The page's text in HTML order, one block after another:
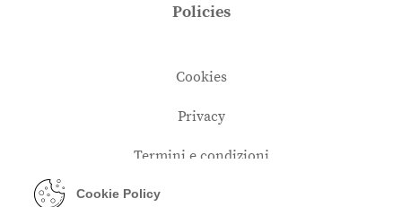
Policies
Cookies
Privacy
Termini e condizioni
Cookie Policy